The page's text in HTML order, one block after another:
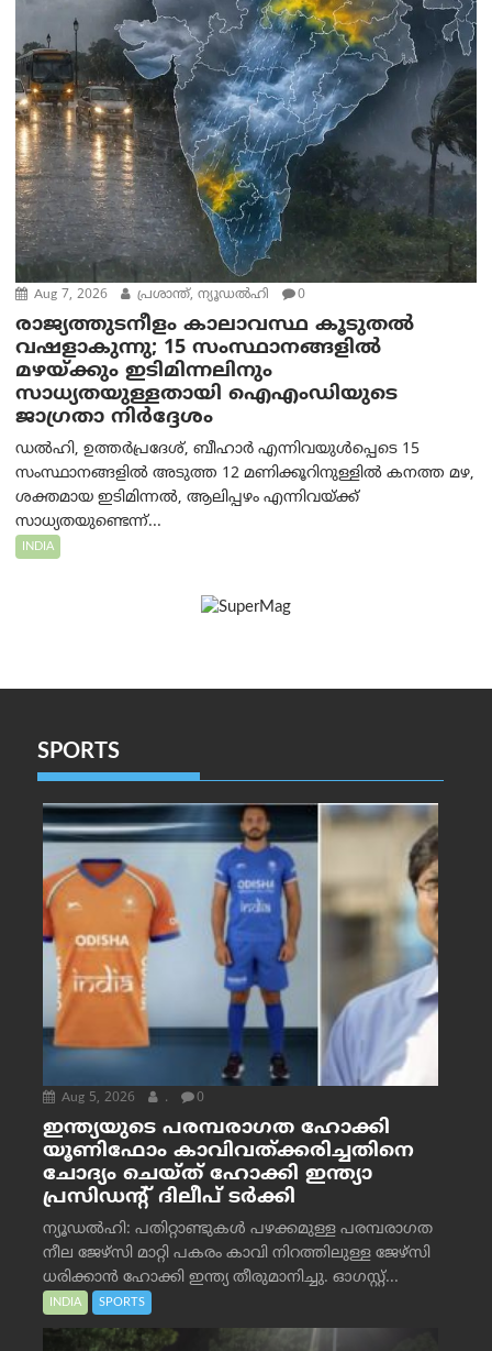
Aug 7, 2026 പ്രശാന്ത്, ന്യൂഡല്‍ഹി 0
രാജ്യത്തുടനീളം കാലാവസ്ഥ കൂടുതൽ
വഷളാകുന്നു; 15 സംസ്ഥാനങ്ങളിൽ
മഴയ്ക്കും ഇടിമിന്നലിനും
സാധ്യതയുള്ളതായി ഐഎംഡിയുടെ
ജാഗ്രതാ നിർദ്ദേശം
ഡൽഹി, ഉത്തർപ്രദേശ്, ബീഹാർ എന്നിവയുൾപ്പെടെ 15
സംസ്ഥാനങ്ങളിൽ അടുത്ത 12 മണിക്കൂറിനുള്ളിൽ കനത്ത മഴ,
ശക്തമായ ഇടിമിന്നൽ, ആലിപ്പഴം എന്നിവയ്ക്ക്
സാധ്യതയുണ്ടെന്ന്...
INDIA
SPORTS
Aug 5, 2026 . 0
ഇന്ത്യയുടെ പരമ്പരാഗത ഹോക്കി
യൂണിഫോം കാവിവത്ക്കരിച്ചതിനെ
ചോദ്യം ചെയ്ത് ഹോക്കി ഇന്ത്യാ
പ്രസിഡന്റ് ദിലീപ് ടര്‍ക്കി
ന്യൂഡൽഹി: പതിറ്റാണ്ടുകൾ പഴക്കമുള്ള പരമ്പരാഗത
നീല ജേഴ്‌സി മാറ്റി പകരം കാവി നിറത്തിലുള്ള ജേഴ്‌സി
ധരിക്കാൻ ഹോക്കി ഇന്ത്യ തീരുമാനിച്ചു. ഓഗസ്റ്റ്...
INDIA SPORTS